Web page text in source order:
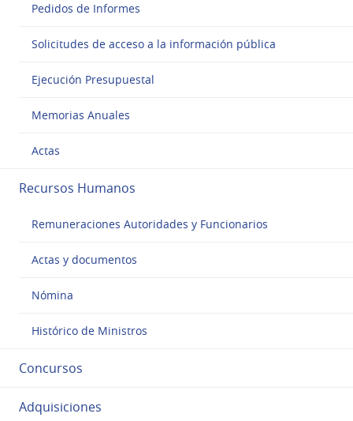
Pedidos de Informes
Solicitudes de acceso a la información pública
Ejecución Presupuestal
Memorias Anuales
Actas
Recursos Humanos
Remuneraciones Autoridades y Funcionarios
Actas y documentos
Nómina
Histórico de Ministros
Concursos
Adquisiciones